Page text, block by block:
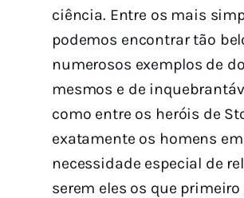
ciência. Entre os mais
podemos encontrar tão
numerosos exemplos de
mesmos e de
como entre os heróis de
exatamente os homens
necessidade especial de
serem eles os que